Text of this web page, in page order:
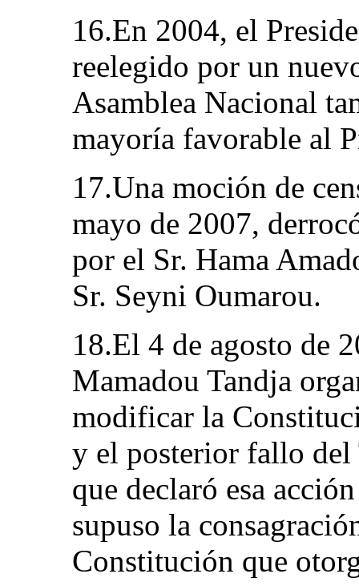
16.En 2004, el
reelegido por un
Asamblea Nacional
mayoría favorable al
17.Una moción de
mayo de 2007,
por el Sr. Hama
Sr. Seyni Oumarou.
18.El 4 de agosto de
Mamadou Tandja
modificar la
y el posterior fallo
que declaró esa
supuso la
Constitución que